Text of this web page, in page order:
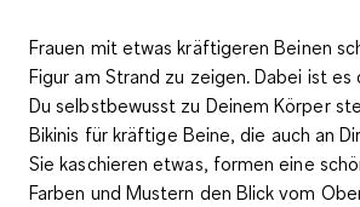
Frauen mit etwas kräftigeren Beinen
Figur am Strand zu zeigen. Dabei ist es
Du selbstbewusst zu Deinem Körper
Bikinis für kräftige Beine, die auch an
Sie kaschieren etwas, formen eine
Farben und Mustern den Blick vom